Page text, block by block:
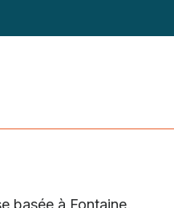
basée à Fontaine,